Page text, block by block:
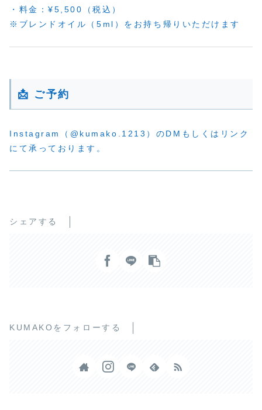
・料金：¥5,500（税込）
※ブレンドオイル（5ml）をお持ち帰りいただけます
📩 ご予約
Instagram（@kumako.1213）のDMもしくはリンク
にて承っております。
シェアする
KUMAKOをフォローする